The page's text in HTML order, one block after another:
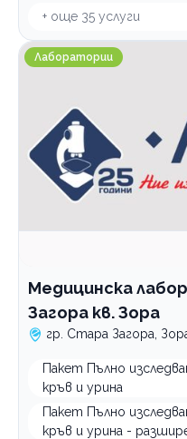
+ още 35 услуги
Медицинска
Лаборатории
Медицинска
Загора кв. Зора
гр. Стара Загора,
Пакет Пълно
кръв и урина
Пакет Пълно
кръв и урина -